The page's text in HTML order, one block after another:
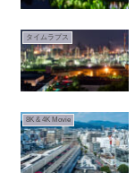
タイムラプス
8K & 4K Movie